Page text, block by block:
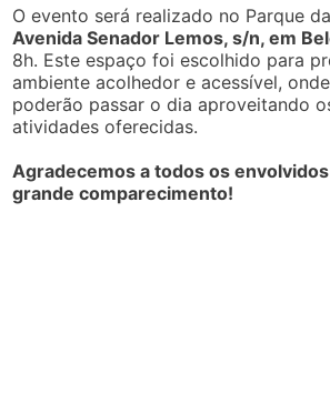
O evento será realizado no Parque
Avenida Senador Lemos, s/n, em
8h. Este espaço foi escolhido para
ambiente acolhedor e acessível,
poderão passar o dia aproveitando
atividades oferecidas.
Agradecemos a todos os
grande comparecimento!